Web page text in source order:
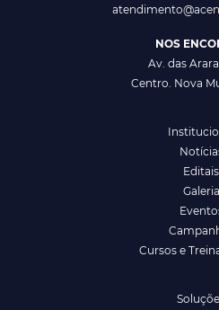
NOS
Av. das
Centro. Nova
Editais
Galeria
Cursos e